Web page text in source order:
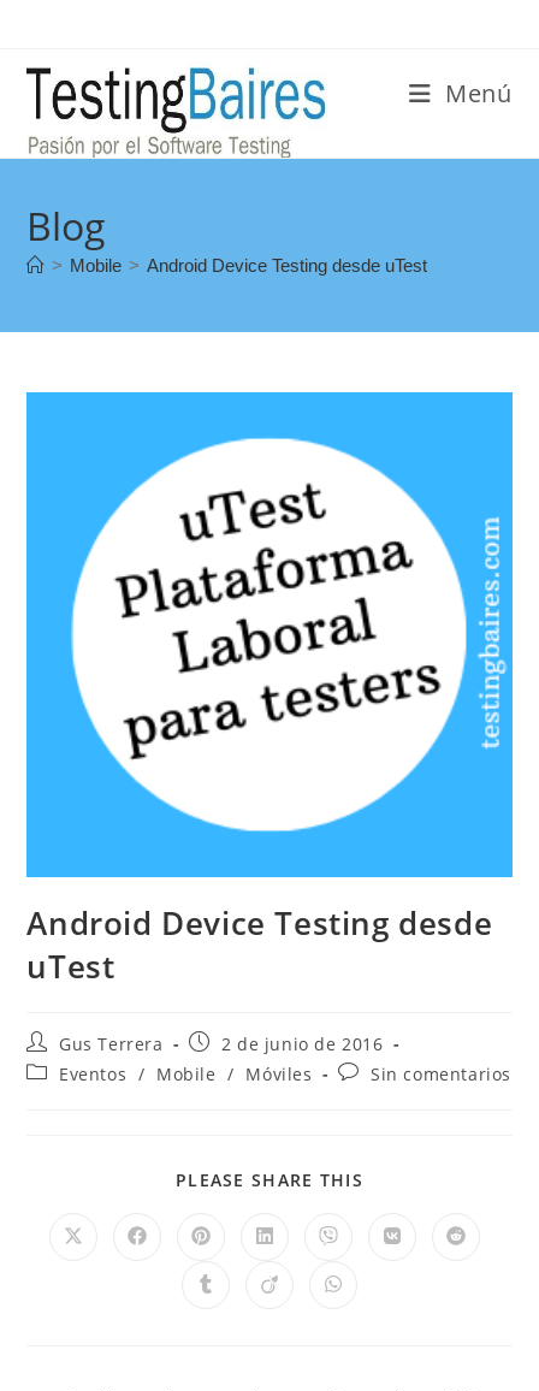
Menú
Blog
> Mobile > Android Device Testing desde uTest
Android Device Testing desde
uTest
Gus Terrera
2 de junio de 2016
Eventos / Mobile / Móviles Sin comentarios
PLEASE SHARE THIS